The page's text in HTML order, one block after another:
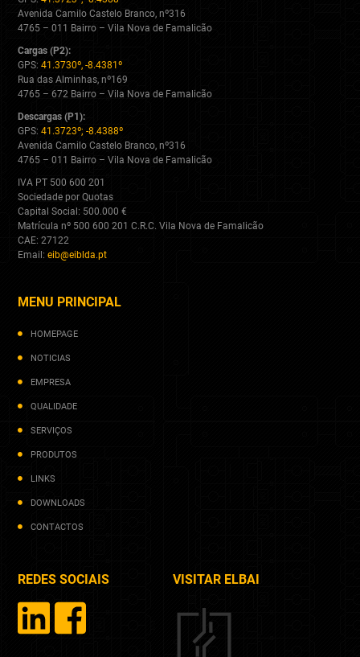
Avenida Camilo Castelo Branco, nº316
4765 – 011 Bairro – Vila Nova de Famalicão
Cargas (P2):
GPS:41.3730º, -8.4381º
Rua das Alminhas, nº169
4765 – 672 Bairro – Vila Nova de Famalicão
Descargas (P1):
GPS:41.3723º; -8.4388º
Avenida Camilo Castelo Branco, nº316
4765 – 011 Bairro – Vila Nova de Famalicão
IVA PT 500 600 201
Sociedade por Quotas
Capital Social: 500.000 €
Matrícula nº 500 600 201 C.R.C. Vila Nova de Famalicão
CAE: 27122
Email:eib@eiblda.pt
MENU PRINCIPAL
HOMEPAGE
NOTICIAS
EMPRESA
QUALIDADE
SERVIÇOS
PRODUTOS
LINKS
DOWNLOADS
CONTACTOS
REDES SOCIAIS VISITAR ELBAI